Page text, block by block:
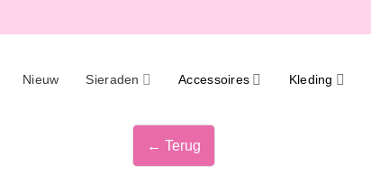
naar
Nieuw Sieraden Accessoires Kleding
← Terug